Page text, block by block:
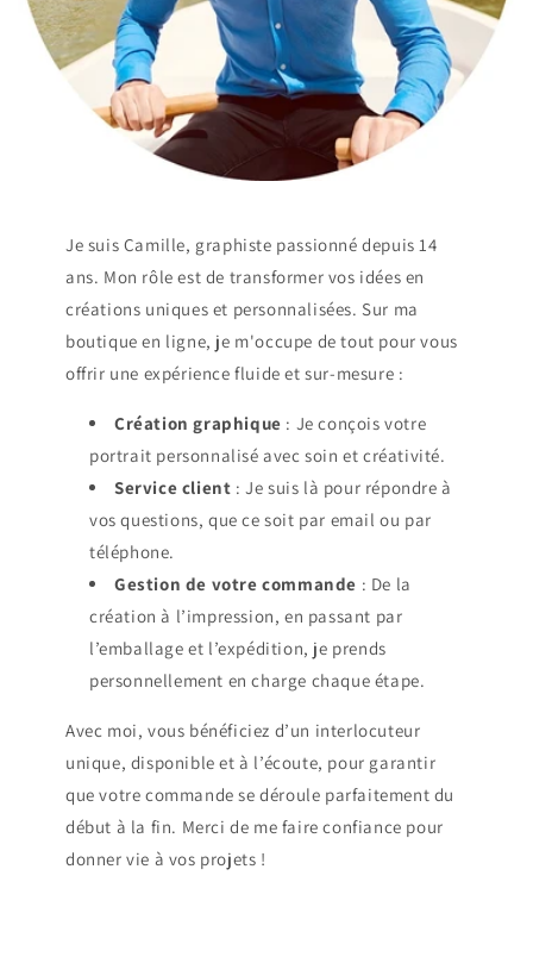
Je suis Camille, graphiste passionné depuis 14
ans. Mon rôle est de transformer vos idées en
créations uniques et personnalisées. Sur ma
boutique en ligne, je m'occupe de tout pour vous
offrir une expérience fluide et sur-mesure :
Création graphique : Je conçois votre
portrait personnalisé avec soin et créativité.
Service client : Je suis là pour répondre à
vos questions, que ce soit par email ou par
téléphone.
Gestion de votre commande : De la
création à l’impression, en passant par
l’emballage et l’expédition, je prends
personnellement en charge chaque étape.
Avec moi, vous bénéficiez d’un interlocuteur
unique, disponible et à l’écoute, pour garantir
que votre commande se déroule parfaitement du
début à la fin. Merci de me faire confiance pour
donner vie à vos projets !